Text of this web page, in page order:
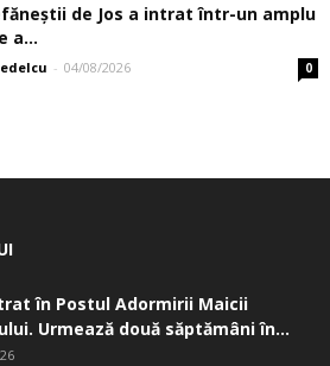
de Jos a intrat într-un amplu
a...
- 04/08/2026 0
în Postul Adormirii Maicii
Urmează două săptămâni în...